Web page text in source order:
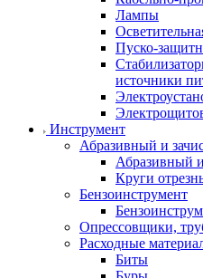
Лампы
Пуско-
источники
Инструмент
Абразивный и
Абразивный
Круги
Бензоинструмент
Опрессовщики,
Расходные
Биты